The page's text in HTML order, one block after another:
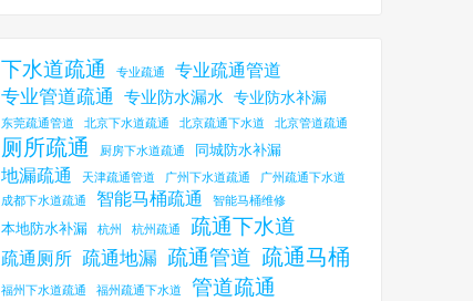
下水道疏通 专业疏通 专业疏通管道
专业管道疏通 专业防水漏水 专业防水补漏
东莞疏通管道 北京下水道疏通 北京疏通下水道 北京管道疏通
厕所疏通 厨房下水道疏通 同城防水补漏
地漏疏通 天津疏通管道 广州下水道疏通
广州疏通下水道
成都下水道疏通
智能马桶疏通 智能马桶维修
本地防水补漏 杭州 杭州疏通 疏通下水道
疏通厕所 疏通地漏 疏通管道 疏通马桶
福州下水道疏通 福州疏通下水道 管道疏通